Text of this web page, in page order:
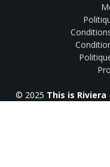
© 2025 This is Riviera